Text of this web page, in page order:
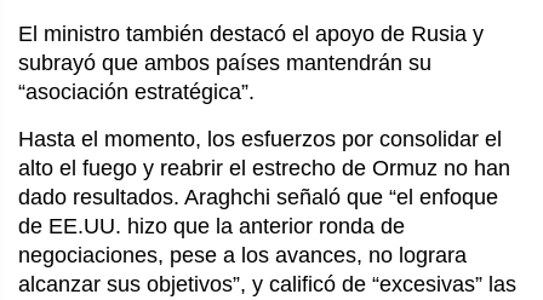
El ministro también destacó el apoyo de Rusia y
subrayó que ambos países mantendrán su
“asociación estratégica”.
Hasta el momento, los esfuerzos por consolidar el
alto el fuego y reabrir el estrecho de Ormuz no han
dado resultados. Araghchi señaló que “el enfoque
de EE.UU. hizo que la anterior ronda de
negociaciones, pese a los avances, no lograra
alcanzar sus objetivos”, y calificó de “excesivas” las